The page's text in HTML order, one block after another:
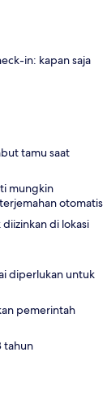
in: kapan saja
tamu saat
mungkin
otomatis
di lokasi
diperlukan untuk
pemerintah
tahun